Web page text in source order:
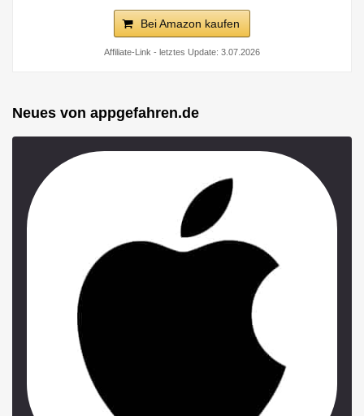
Bei Amazon kaufen
Affiliate-Link - letztes Update: 3.07.2026
Neues von appgefahren.de